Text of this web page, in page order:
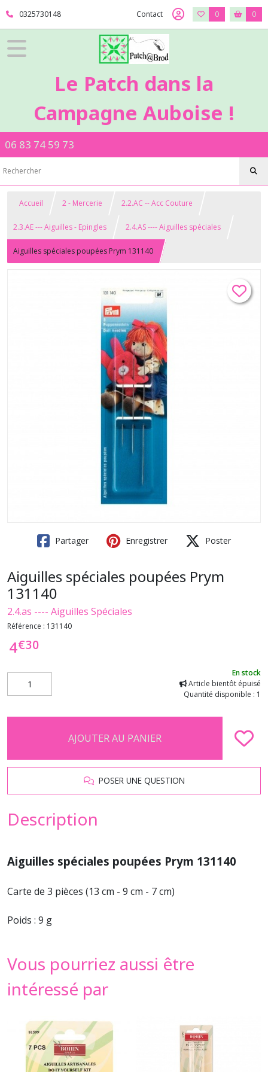
0325730148 Contact 0 0
Le Patch dans la
Campagne Auboise !
06 83 74 59 73
Accueil 2 - Mercerie 2.2.AC -- Acc Couture
2.3.AE --- Aiguilles - Epingles 2.4.AS ---- Aiguilles spéciales
Aiguilles spéciales poupées Prym 131140
Partager Enregistrer Poster
Aiguilles spéciales poupées Prym
131140
2.4.as ---- Aiguilles Spéciales
Référence : 131140
4€30
En stock
Article bientôt épuisé
Quantité disponible : 1
AJOUTER AU PANIER
POSER UNE QUESTION
Description
Aiguilles spéciales poupées Prym 131140
Carte de 3 pièces (13 cm - 9 cm - 7 cm)
Poids : 9 g
Vous pourriez aussi être
intéressé par